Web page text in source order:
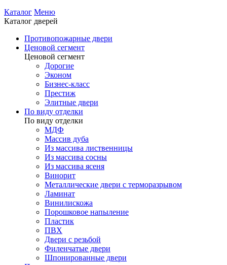
Каталог Меню
Каталог дверей
Противопожарные двери
Ценовой сегмент
Ценовой сегмент
Дорогие
Эконом
Бизнес-класс
Престиж
Элитные двери
По виду отделки
По виду отделки
МДФ
Массив дуба
Из массива лиственницы
Из массива сосны
Из массива ясеня
Винорит
Металлические двери с терморазрывом
Ламинат
Винилискожа
Порошковое напыление
Пластик
ПВХ
Двери с резьбой
Филенчатые двери
Шпонированные двери